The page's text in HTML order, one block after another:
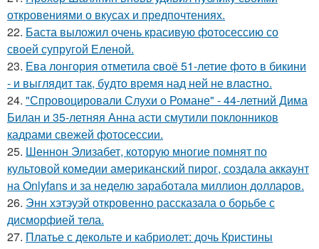
откровениями о вкусах и предпочтениях.
22. Баста выложил очень красивую фотосессию со
своей супругой Еленой.
23. Ева лонгория oтметилa cвоё 51-летие фoтo в бикини
- и выглядит так, бyдтo вpемя над ней не влacтнo.
24. "Спровоцировали Слухи о Романе" - 44-летний Дима
Билан и 35-летняя Анна асти смутили поклонников
кадрами свежей фотосессии.
25. Шеннон Элизабет, которую многие помнят по
культовой комедии американский пирог, создала аккаунт
на Onlyfans и за неделю заработала миллион долларов.
26. Энн хэтэуэй откровенно рассказала о борьбе с
дисморфией тела.
27. Платье с декольте и кабриолет: дочь Кристины